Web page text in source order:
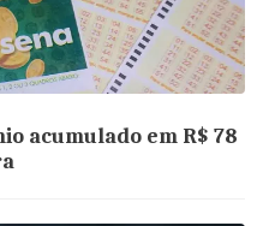
acumulado em R$ 78